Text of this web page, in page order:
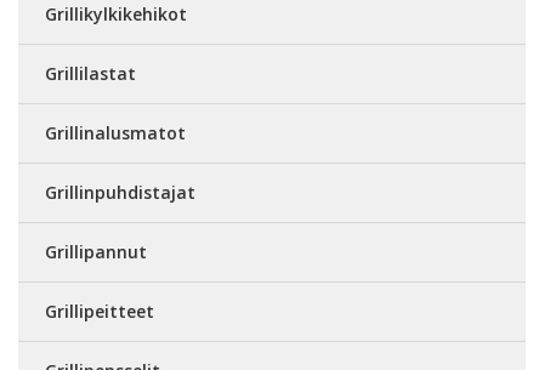
Grillikylkikehikot
Grillilastat
Grillinalusmatot
Grillinpuhdistajat
Grillipannut
Grillipeitteet